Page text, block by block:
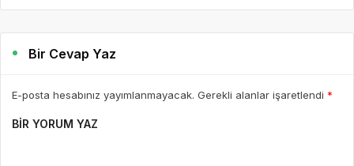
Bir Cevap Yaz
E-posta hesabınız yayımlanmayacak. Gerekli alanlar işaretlendi *
BIR YORUM YAZ